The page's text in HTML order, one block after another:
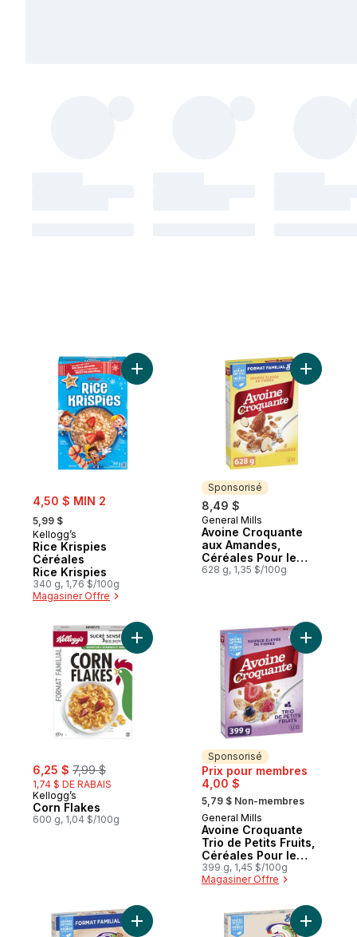
sale:
4,50 $ MIN 2
, formerly:
5,99 $
Kellogg’s
Rice Krispies
Céréales
Rice Krispies
340 g, 1,76 $/100g
Magasiner Offre
Ajouter Rice Krispies Céréales Rice
Sponsorisé
8,49 $
Sponsorisé
General Mills
Avoine Croquante
aux Amandes,
Céréales Pour le
Petit-Déjeuner Riche
628 g, 1,35 $/100g
Ajouter
sale:
6,25 $ , formerly:
7,99 $
1,74 $ DE RABAIS
Kellogg’s
Corn Flakes
600 g, 1,04 $/100g
Ajouter Corn Flakes au panier
Sponsorisé
Prix pour membres
4,00 $
, formerly:
5,79 $ Non-membres
Sponsorisé
General Mills
Avoine Croquante
Trio de Petits Fruits,
Céréales Pour le
Petit-Déjeuner Riche
en Fibres, Grains
399 g, 1,45 $/100g
Magasiner Offre
Ajouter
Ajouter Croque Cannelle, Céréales Pour
Ajouter